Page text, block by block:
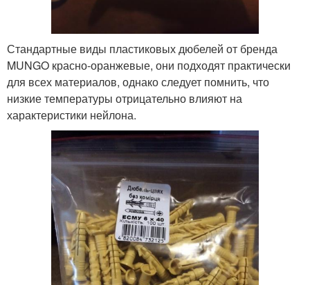
Стандартные виды пластиковых дюбелей от бренда
MUNGO красно-оранжевые, они подходят практически
для всех материалов, однако следует помнить, что
низкие температуры отрицательно влияют на
характеристики нейлона.